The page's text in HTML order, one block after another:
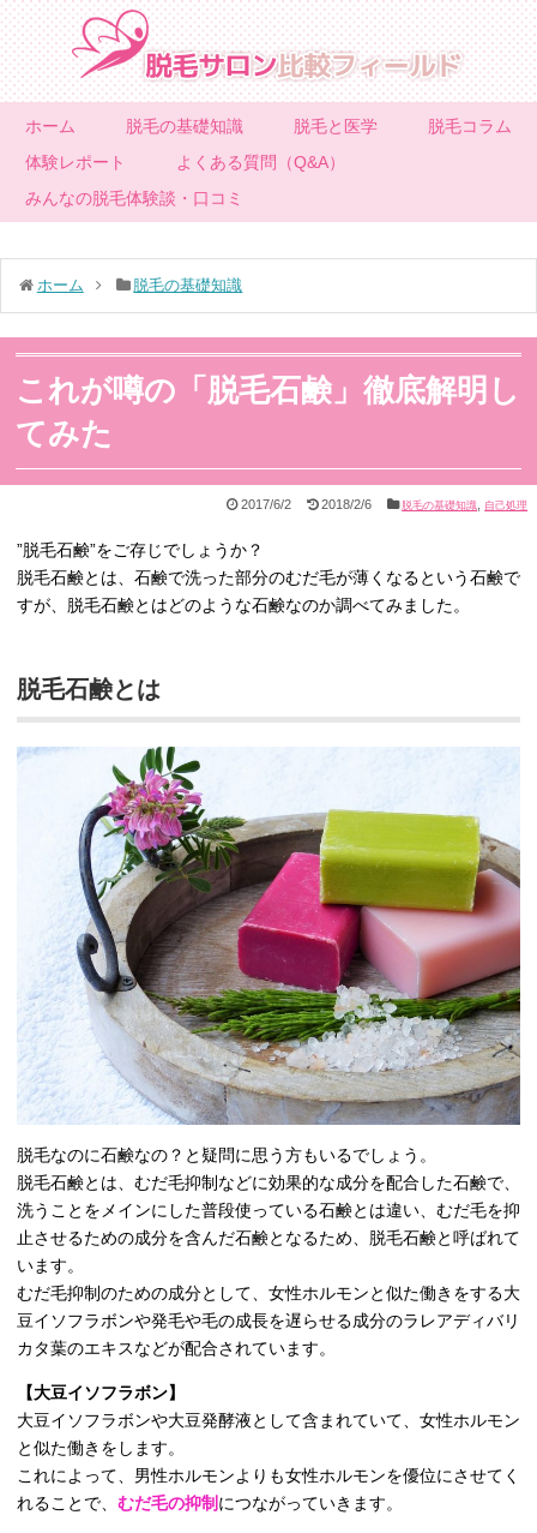
ホーム 脱毛の基礎知識 脱毛と医学
脱毛コラム
体験レポート
よくある質問（Q&A）
みんなの脱毛体験談・口コミ
ホーム 脱毛の基礎知識
これが噂の「脱毛石鹸」徹底解明し
てみた
2017/6/2 2018/2/6 脱毛の基礎知識 自己処理
”脱毛石鹸”をご存じでしょうか？
脱毛石鹸とは、石鹸で洗った部分のむだ毛が薄くなるという石鹸で
すが、脱毛石鹸とはどのような石鹸なのか調べてみました。
脱毛石鹸とは
脱毛なのに石鹸なの？と疑問に思う方もいるでしょう。
脱毛石鹸とは、むだ毛抑制などに効果的な成分を配合した石鹸で、
洗うことをメインにした普段使っている石鹸とは違い、むだ毛を抑
止させるための成分を含んだ石鹸となるため、脱毛石鹸と呼ばれて
います。
むだ毛抑制のための成分として、女性ホルモンと似た働きをする大
豆イソフラボンや発毛や毛の成長を遅らせる成分のラレアディバリ
カタ葉のエキスなどが配合されています。
【大豆イソフラボン】
大豆イソフラボンや大豆発酵液として含まれていて、女性ホルモン
と似た働きをします。
これによって、男性ホルモンよりも女性ホルモンを優位にさせてく
れることで、 むだ毛の抑制 につながっていきます。